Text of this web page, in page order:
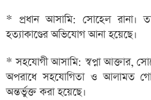
* প্রধান আসামি: সোহেল রানা।
হত্যাকাণ্ডের অভিযোগ আনা হয়েছে।
* সহযোগী আসামি: স্বপ্না আক্তার,
অপরাধে সহযোগিতা ও আলামত
অন্তর্ভুক্ত করা হয়েছে।